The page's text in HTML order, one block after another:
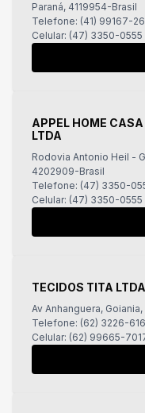
Paraná, 4119954-Brasil
Telefone: (41) 99167-
Celular: (47) 3350-0555
APPEL HOME
LTDA
Rodovia Antonio Heil -
4202909-Brasil
Telefone: (47) 3350-
Celular: (47) 3350-0555
TECIDOS TITA LTDA
Av Anhanguera,
Telefone: (62) 3226-
Celular: (62) 99665-